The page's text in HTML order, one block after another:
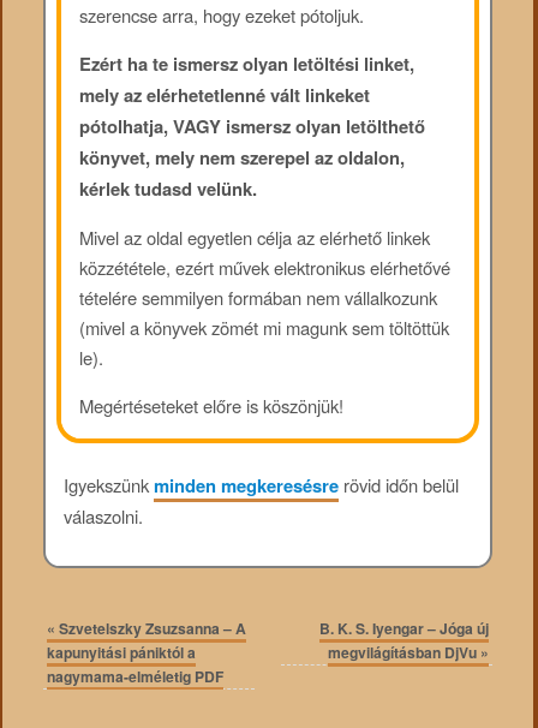
szerencse arra, hogy ezeket pótoljuk.
Ezért ha te ismersz olyan letöltési linket,
mely az elérhetetlenné vált linkeket
pótolhatja, VAGY ismersz olyan letölthető
könyvet, mely nem szerepel az oldalon,
kérlek tudasd velünk.
Mivel az oldal egyetlen célja az elérhető linkek
közzététele, ezért művek elektronikus elérhetővé
tételére semmilyen formában nem vállalkozunk
(mivel a könyvek zömét mi magunk sem töltöttük
le).
Megértéseteket előre is köszönjük!
Igyekszünkminden megkeresésrerövid időn belül
válaszolni.
« Szvetelszky Zsuzsanna – A
kapunyitási pániktól a
nagymama-elméletig PDF
B. K. S. Iyengar – Jóga új
megvilágításban DjVu »